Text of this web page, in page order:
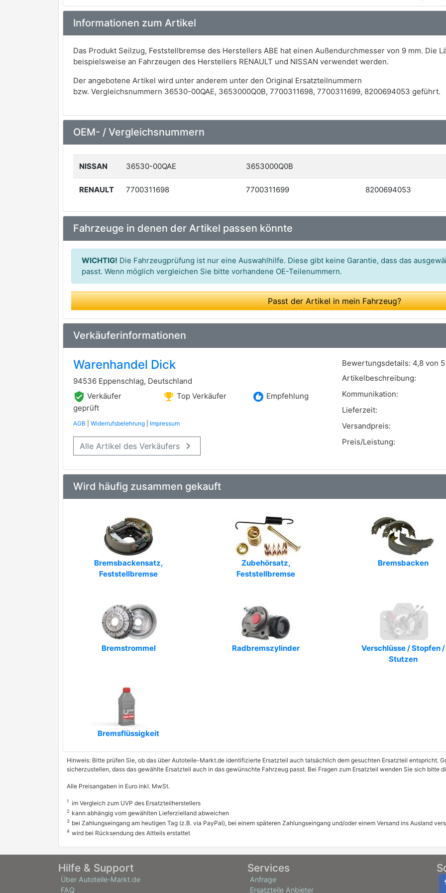
Informationen zum Artikel
Das Produkt Seilzug, Feststellbremse des Herstellers ABE hat einen Außendurchmesser von 9 mm. Die
beispielsweise an Fahrzeugen des Herstellers RENAULT und NISSAN verwendet werden.
Der angebotene Artikel wird unter anderem unter den Original Ersatzteilnummern
bzw. Vergleichsnummern 36530-00QAE, 3653000Q0B, 7700311698, 7700311699, 8200694053 geführt.
OEM- / Vergleichsnummern
NISSAN 36530-00QAE 3653000Q0B
RENAULT 7700311698 7700311699 8200694053
Fahrzeuge in denen der Artikel passen könnte
WICHTIG! Die Fahrzeugprüfung ist nur eine Auswahlhilfe. Diese gibt keine Garantie, dass das
passt. Wenn möglich vergleichen Sie bitte vorhandene OE-Teilenummern.
Passt der Artikel in mein Fahrzeug?
Verkäuferinformationen
Warenhandel Dick
94536 Eppenschlag, Deutschland
verified_user Verkäufer
geprüft
emoji_events Top Verkäufer recommend Empfehlung
AGB Widerrufsbelehrung Impressum
Alle Artikel des Verkäufers keyboard_arrow_right
Bewertungsdetails: 4,8 von 5
Artikelbeschreibung:
Kommunikation:
Lieferzeit:
Versandpreis:
Preis/Leistung:
Wird häufig zusammen gekauft
Bremsbackensatz,
Feststellbremse
Zubehörsatz,
Feststellbremse
Bremsbacken
Bremstrommel Radbremszylinder
Verschlüsse / Stopfen /
Stutzen
Bremsflüssigkeit
Hinweis: Bitte prüfen Sie, ob das über Autoteile-Markt.de identifizierte Ersatzteil auch tatsächlich dem gesuchten Ersatzteil entspricht.
sicherzustellen, dass das gewählte Ersatzteil auch in das gewünschte Fahrzeug passt. Bei Fragen zum Ersatzteil wenden Sie sich bitte
Alle Preisangaben in Euro inkl. MwSt.
1 im Vergleich zum UVP des Ersatzteilherstellers
2 kann abhängig vom gewählten Lieferzielland abweichen
3 bei Zahlungseingang am heutigen Tag (z.B. via PayPal), bei einem späteren Zahlungseingang und/oder einem Versand ins Ausland
4 wird bei Rücksendung des Altteils erstattet
Hilfe & Support
Über Autoteile-Markt.de
FAQ
Services
Anfrage
Ersatzteile Anbieter